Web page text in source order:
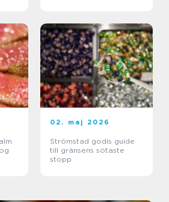
02. maj 2026
Strömstad godis guide
till gränsens sötaste
stopp